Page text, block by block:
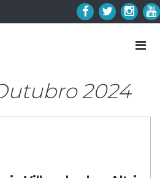
Facebook
Twitter
2024